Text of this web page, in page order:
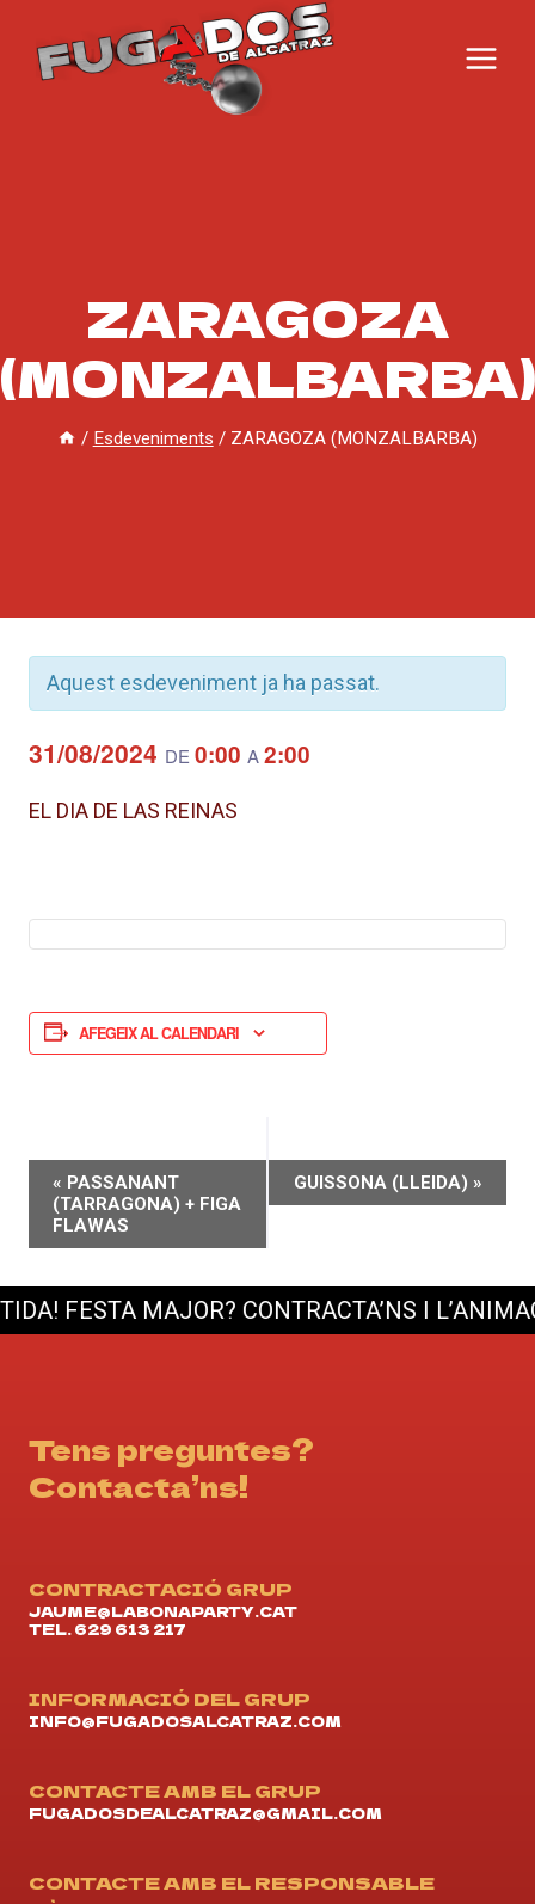
contingut
ZARAGOZA
(MONZALBARBA)
/ Esdeveniments / ZARAGOZA (MONZALBARBA)
Aquest esdeveniment ja ha passat.
31/08/2024 DE 0:00 A2:00
EL DIA DE LAS REINAS
AFEGEIX AL CALENDARI
NAVEGACIÓ
D'ESDEVENIMENT
« PASSANANT
(TARRAGONA) + FIGA
FLAWAS
GUISSONA (LLEIDA) »
FESTA MAJOR? CONTRACTA’NS I
Tens preguntes?
Contacta’ns!
CONTRACTACIÓ GRUP
JAUME@LABONAPARTY.CAT
TEL. 629 613 217
INFORMACIÓ DEL GRUP
INFO@FUGADOSALCATRAZ.COM
CONTACTE AMB EL GRUP
FUGADOSDEALCATRAZ@GMAIL.COM
CONTACTE AMB EL RESPONSABLE